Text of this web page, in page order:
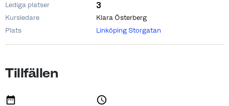
Lediga platser
3
Kursledare
Klara Österberg
Plats
Linköping Storgatan
Tillfällen